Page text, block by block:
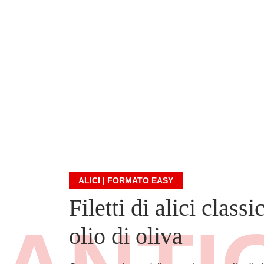
ALICI | FORMATO EASY
Filetti di alici
olio di oliva